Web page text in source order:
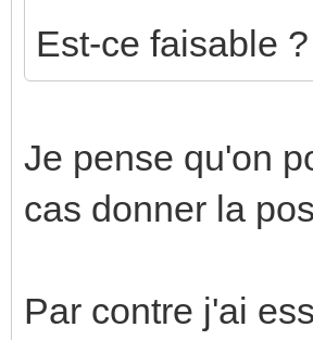
Est-ce faisable ?
Je pense qu'on
cas donner la
Par contre j'ai